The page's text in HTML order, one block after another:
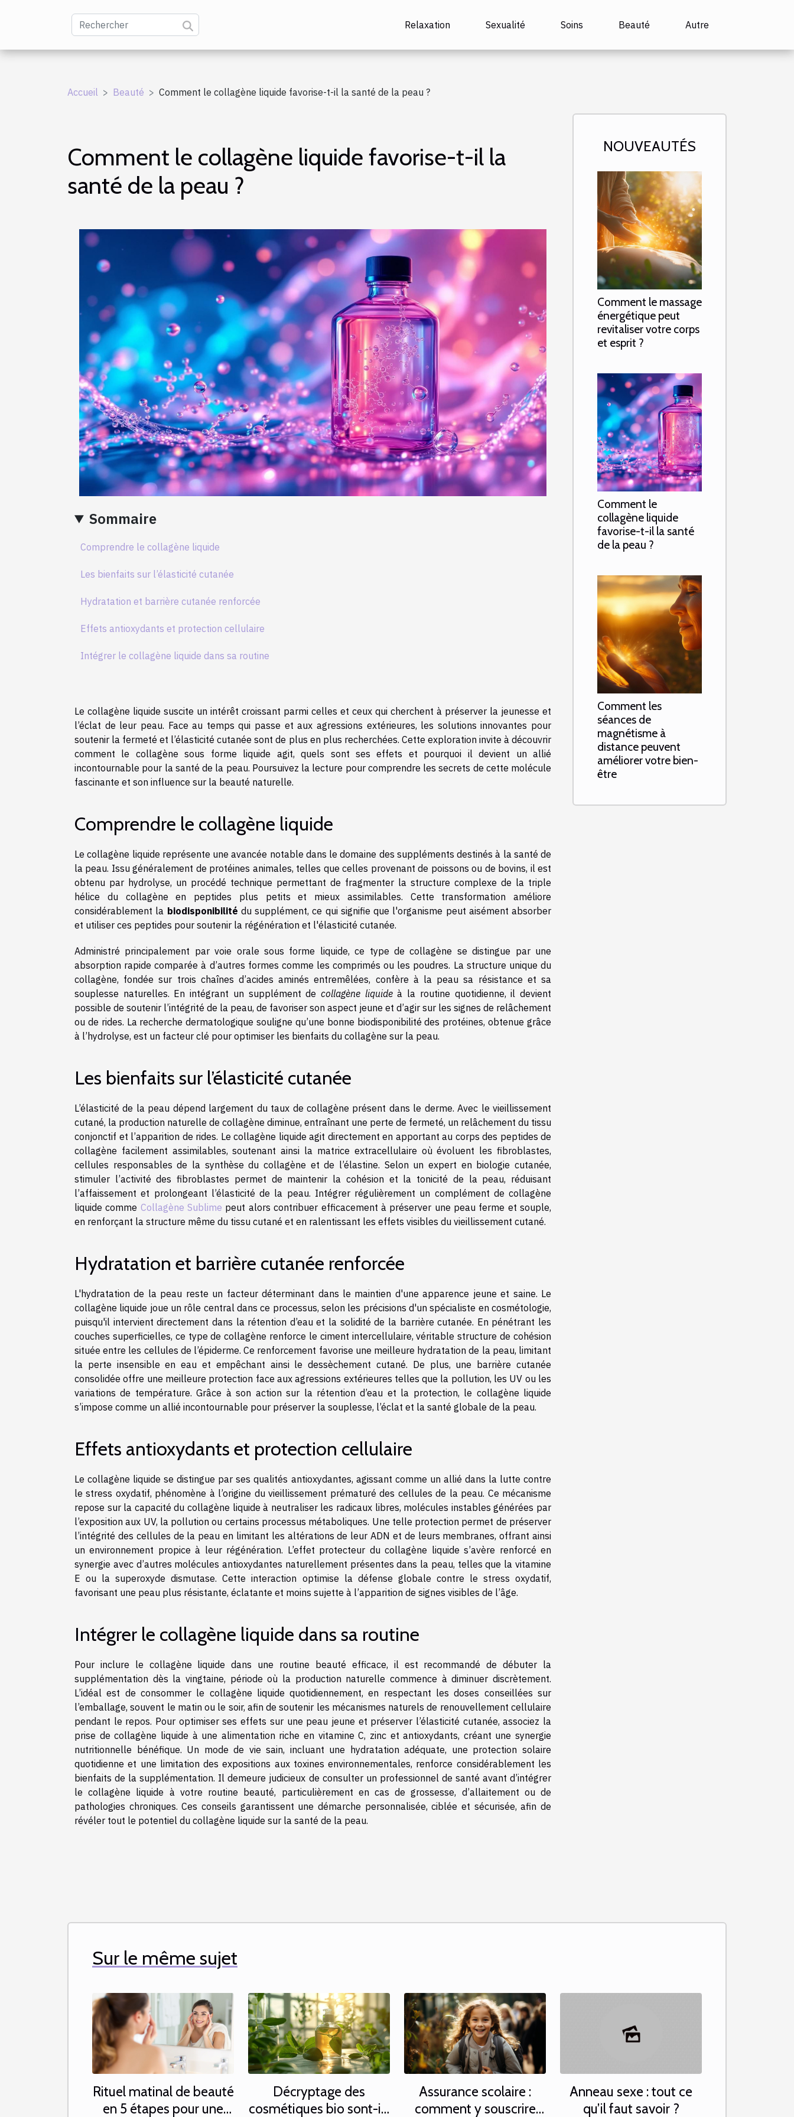
Relaxation Sexualité Soins Beauté Autre
Accueil Beauté Comment le collagène liquide favorise-t-il la santé de la peau ?
Comment le collagène liquide favorise-t-il la
santé de la peau ?
Sommaire
Comprendre le collagène liquide
Les bienfaits sur l’élasticité cutanée
Hydratation et barrière cutanée renforcée
Effets antioxydants et protection cellulaire
Intégrer le collagène liquide dans sa routine
Le collagène liquide suscite un intérêt croissant parmi celles et ceux qui cherchent à préserver la jeunesse et
l’éclat de leur peau. Face au temps qui passe et aux agressions extérieures, les solutions innovantes pour
soutenir la fermeté et l’élasticité cutanée sont de plus en plus recherchées. Cette exploration invite à découvrir
comment le collagène sous forme liquide agit, quels sont ses effets et pourquoi il devient un allié
incontournable pour la santé de la peau. Poursuivez la lecture pour comprendre les secrets de cette molécule
fascinante et son influence sur la beauté naturelle.
Comprendre le collagène liquide
Le collagène liquide représente une avancée notable dans le domaine des suppléments destinés à la santé de
la peau. Issu généralement de protéines animales, telles que celles provenant de poissons ou de bovins, il est
obtenu par hydrolyse, un procédé technique permettant de fragmenter la structure complexe de la triple
hélice du collagène en peptides plus petits et mieux assimilables. Cette transformation améliore
considérablement la biodisponibilité du supplément, ce qui signifie que l'organisme peut aisément absorber
et utiliser ces peptides pour soutenir la régénération et l'élasticité cutanée.
Administré principalement par voie orale sous forme liquide, ce type de collagène se distingue par une
absorption rapide comparée à d’autres formes comme les comprimés ou les poudres. La structure unique du
collagène, fondée sur trois chaînes d’acides aminés entremêlées, confère à la peau sa résistance et sa
souplesse naturelles. En intégrant un supplément de collagène liquideà la routine quotidienne, il devient
possible de soutenir l’intégrité de la peau, de favoriser son aspect jeune et d’agir sur les signes de relâchement
ou de rides. La recherche dermatologique souligne qu’une bonne biodisponibilité des protéines, obtenue grâce
à l’hydrolyse, est un facteur clé pour optimiser les bienfaits du collagène sur la peau.
Les bienfaits sur l’élasticité cutanée
L’élasticité de la peau dépend largement du taux de collagène présent dans le derme. Avec le vieillissement
cutané, la production naturelle de collagène diminue, entraînant une perte de fermeté, un relâchement du tissu
conjonctif et l’apparition de rides. Le collagène liquide agit directement en apportant au corps des peptides de
collagène facilement assimilables, soutenant ainsi la matrice extracellulaire où évoluent les fibroblastes,
cellules responsables de la synthèse du collagène et de l’élastine. Selon un expert en biologie cutanée,
stimuler l’activité des fibroblastes permet de maintenir la cohésion et la tonicité de la peau, réduisant
l’affaissement et prolongeant l’élasticité de la peau. Intégrer régulièrement un complément de collagène
liquide comme Collagène Sublime peut alors contribuer efficacement à préserver une peau ferme et souple,
en renforçant la structure même du tissu cutané et en ralentissant les effets visibles du vieillissement cutané.
Hydratation et barrière cutanée renforcée
L'hydratation de la peau reste un facteur déterminant dans le maintien d'une apparence jeune et saine. Le
collagène liquide joue un rôle central dans ce processus, selon les précisions d'un spécialiste en cosmétologie,
puisqu'il intervient directement dans la rétention d’eau et la solidité de la barrière cutanée. En pénétrant les
couches superficielles, ce type de collagène renforce le ciment intercellulaire, véritable structure de cohésion
située entre les cellules de l’épiderme. Ce renforcement favorise une meilleure hydratation de la peau, limitant
la perte insensible en eau et empêchant ainsi le dessèchement cutané. De plus, une barrière cutanée
consolidée offre une meilleure protection face aux agressions extérieures telles que la pollution, les UV ou les
variations de température. Grâce à son action sur la rétention d’eau et la protection, le collagène liquide
s’impose comme un allié incontournable pour préserver la souplesse, l’éclat et la santé globale de la peau.
Effets antioxydants et protection cellulaire
Le collagène liquide se distingue par ses qualités antioxydantes, agissant comme un allié dans la lutte contre
le stress oxydatif, phénomène à l’origine du vieillissement prématuré des cellules de la peau. Ce mécanisme
repose sur la capacité du collagène liquide à neutraliser les radicaux libres, molécules instables générées par
l’exposition aux UV, la pollution ou certains processus métaboliques. Une telle protection permet de préserver
l’intégrité des cellules de la peau en limitant les altérations de leur ADN et de leurs membranes, offrant ainsi
un environnement propice à leur régénération. L’effet protecteur du collagène liquide s’avère renforcé en
synergie avec d’autres molécules antioxydantes naturellement présentes dans la peau, telles que la vitamine
E ou la superoxyde dismutase. Cette interaction optimise la défense globale contre le stress oxydatif,
favorisant une peau plus résistante, éclatante et moins sujette à l’apparition de signes visibles de l’âge.
Intégrer le collagène liquide dans sa routine
Pour inclure le collagène liquide dans une routine beauté efficace, il est recommandé de débuter la
supplémentation dès la vingtaine, période où la production naturelle commence à diminuer discrètement.
L’idéal est de consommer le collagène liquide quotidiennement, en respectant les doses conseillées sur
l’emballage, souvent le matin ou le soir, afin de soutenir les mécanismes naturels de renouvellement cellulaire
pendant le repos. Pour optimiser ses effets sur une peau jeune et préserver l’élasticité cutanée, associez la
prise de collagène liquide à une alimentation riche en vitamine C, zinc et antioxydants, créant une synergie
nutritionnelle bénéfique. Un mode de vie sain, incluant une hydratation adéquate, une protection solaire
quotidienne et une limitation des expositions aux toxines environnementales, renforce considérablement les
bienfaits de la supplémentation. Il demeure judicieux de consulter un professionnel de santé avant d’intégrer
le collagène liquide à votre routine beauté, particulièrement en cas de grossesse, d’allaitement ou de
pathologies chroniques. Ces conseils garantissent une démarche personnalisée, ciblée et sécurisée, afin de
révéler tout le potentiel du collagène liquide sur la santé de la peau.
NOUVEAUTÉS
Comment le massage
énergétique peut
revitaliser votre corps
et esprit ?
Comment le
collagène liquide
favorise-t-il la santé
de la peau ?
Comment les
séances de
magnétisme à
distance peuvent
améliorer votre bien-
être
Sur le même sujet
Rituel matinal de beauté
en 5 étapes pour une
Décryptage des
cosmétiques bio sont-ils
Assurance scolaire :
comment y souscrire
Anneau sexe : tout ce
qu’il faut savoir ?